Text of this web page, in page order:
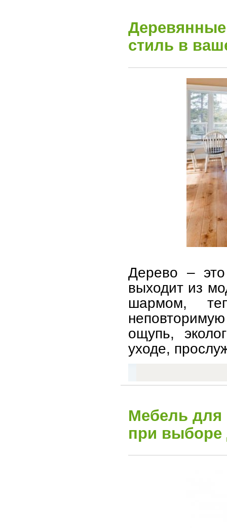
стиль в
Дерево – это
выходит из
шармом,
ощупь,
уходе,
Мебель для
при выборе